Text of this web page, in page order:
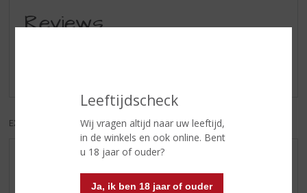
Leeftijdscheck
Wij vragen altijd naar uw leeftijd,
in de winkels en ook online. Bent
u 18 jaar of ouder?
Ja, ik ben 18 jaar of ouder
Reviews
EXCL. BTW INCL. BTW
AANBIEDINGEN
WHISKY VAN DE MAAND